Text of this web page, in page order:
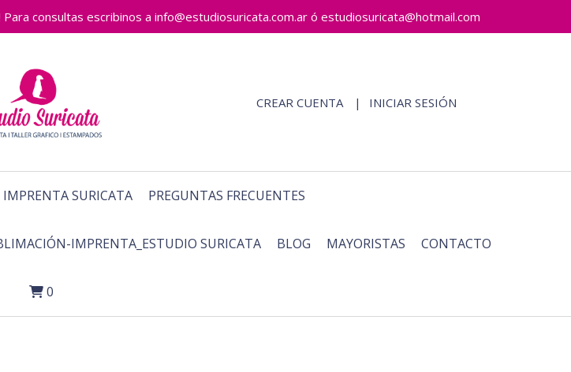
Para consultas escribinos a info@estudiosuricata.com.ar ó estudiosuricata@hotmail.com
CREAR CUENTA INICIAR SESIÓN
IMPRENTA SURICATA PREGUNTAS FRECUENTES
IMPRENTA_ESTUDIO SURICATA BLOG MAYORISTAS CONTACTO
0